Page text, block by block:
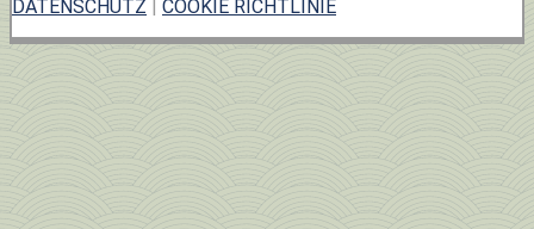
DATENSCHUTZ
COOKIE RICHTLINIE